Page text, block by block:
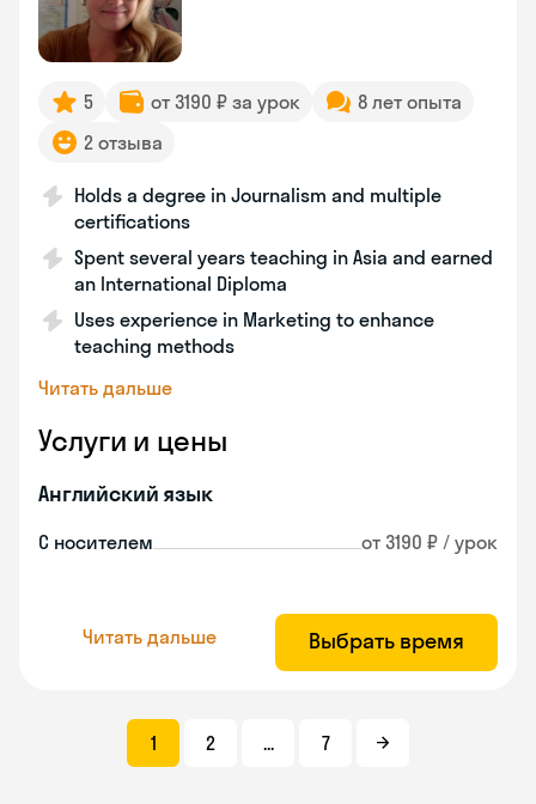
5 от 3190 ₽ за урок
8 лет опыта
2 отзыва
Holds a degree in Journalism and multiple
certifications
Spent several years teaching in Asia and earned
an International Diploma
Uses experience in Marketing to enhance
teaching methods
Читать дальше
Услуги и цены
Английский язык
С носителем от 3190 ₽ / урок
Читать дальше Выбрать время
1 2 ... 7